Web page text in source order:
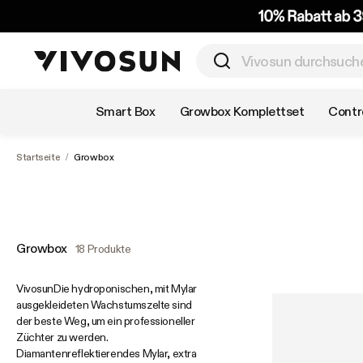
Smart Box Growbox Komplettset
Startseite / Growbox
Growbox 18 Produkte
VivosunDie hydroponischen, mit Mylar
ausgekleideten Wachstumszelte sind
der beste Weg, um ein professioneller
Züchter zu werden.
Diamantenreflektierendes Mylar, extra